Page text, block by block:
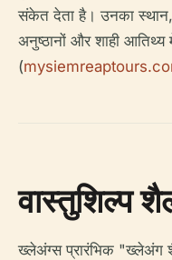
संकेत देता है। उनका
अनुष्ठानों और शाही
(
वास्तुशिल्प
ख्लेअंग्स प्रारंभिक "ख्लेअंग